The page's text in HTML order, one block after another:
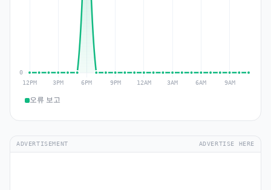
오류 보고
ADVERTISEMENT ADVERTISE HERE